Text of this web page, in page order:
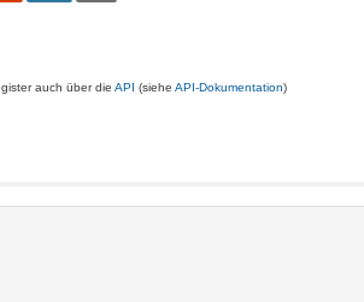
auch über die API (siehe API-Dokumentation)